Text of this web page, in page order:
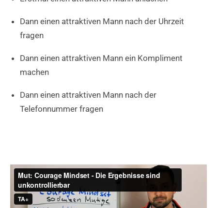
Dann einen attraktiven Mann nach der Uhrzeit
fragen
Dann einen attraktiven Mann ein Kompliment
machen
Dann einen attraktiven Mann nach der
Telefonnummer fragen